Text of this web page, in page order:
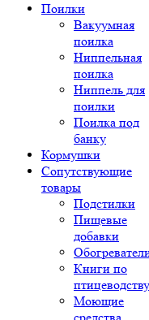
Поилки
Вакуумная
поилка
Ниппельная
поилка
Ниппель для
поилки
Поилка под
банку
Кормушки
Сопутствующие
товары
Подстилки
Пищевые
добавки
Книги по
птицеводству
Моющие